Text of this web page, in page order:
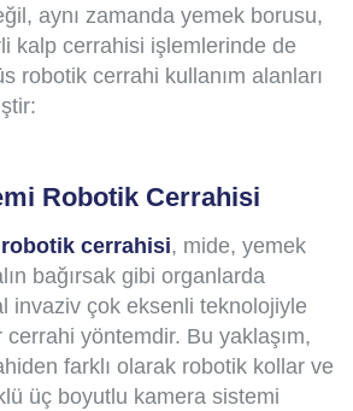
aynı zamanda yemek borusu,
kalp cerrahisi işlemlerinde de
robotik cerrahi kullanım alanları
Robotik Cerrahisi
cerrahisi, mide, yemek
bağırsak gibi organlarda
invaziv çok eksenli teknolojiyle
yöntemdir. Bu yaklaşım,
farklı olarak robotik kollar ve
üç boyutlu kamera sistemi